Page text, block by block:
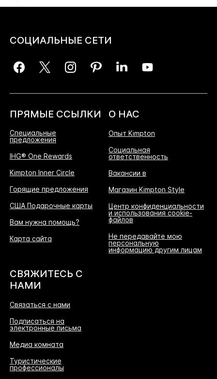
СОЦИАЛЬНЫЕ СЕТИ
ПРЯМЫЕ ССЫЛКИ
Специальные
предложения
IHG® One Rewards
Kimpton Inner Circle
Горящие предложения
США Подарочные карты
Вам нужна помощь?
Карта сайта
О НАС
Опыт Kimpton
Социальная
ответственность
Вакансии в
Магазин Kimpton Style
Центр конфиденциальности
и использования cookie-
файлов
Не передавайте мою
персональную
информацию другим лицам
СВЯЖИТЕСЬ С
НАМИ
Связаться с нами
Подписаться на
электронные письма
Медиа комната
Туристические
профессионалы